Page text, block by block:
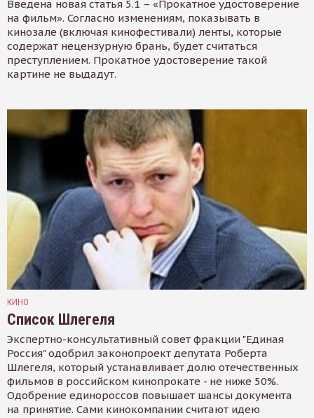
Введена новая статья 5.1 – «Прокатное удостоверение
на фильм». Согласно изменениям, показывать в
кинозале (включая кинофестивали) ленты, которые
содержат нецензурную брань, будет считаться
преступлением. Прокатное удостоверение такой
картине не выдадут.
КИНО
Список Шлегеля
Экспертно-консультативный совет фракции "Единая
Россия" одобрил законопроект депутата Роберта
Шлегеля, который устанавливает долю отечественных
фильмов в российском кинопрокате - не ниже 50%.
Одобрение единороссов повышает шансы документа
на принятие. Сами кинокомпании считают идею